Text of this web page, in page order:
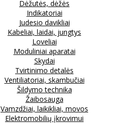
Dėžutės, dėžės
Indikatoriai
Judesio davikliai
Kabeliai, laidai, jungtys
Loveliai
Moduliniai aparatai
Skydai
Tvirtinimo detalės
Ventiliatoriai, skambučiai
Šildymo technika
Žaibosauga
Vamzdžiai, laikikliai, movos
Elektromobilių įkrovimui